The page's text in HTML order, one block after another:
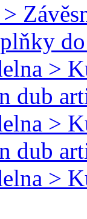
>
dub
>
dub
>